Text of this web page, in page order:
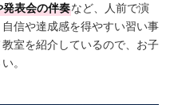
表会の伴奏など、人前で演
信や達成感を得やすい習い事
室を紹介しているので、お子
。